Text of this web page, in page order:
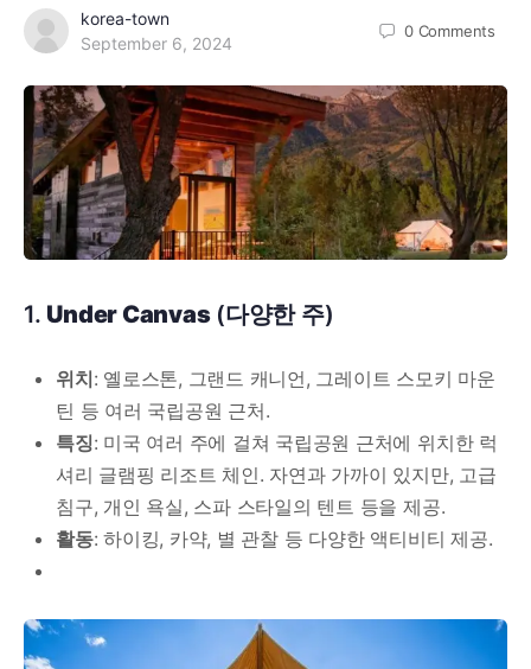
korea-town
September 6, 2024
0 Comments
1. Under Canvas(다양한 주)
위치: 옐로스톤, 그랜드 캐니언, 그레이트 스모키 마운
틴 등 여러 국립공원 근처.
특징: 미국 여러 주에 걸쳐 국립공원 근처에 위치한 럭
셔리 글램핑 리조트 체인. 자연과 가까이 있지만, 고급
침구, 개인 욕실, 스파 스타일의 텐트 등을 제공.
활동: 하이킹, 카약, 별 관찰 등 다양한 액티비티 제공.